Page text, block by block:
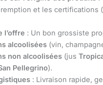
et les certifications
l’offre : Un bon grossiste
alcoolisées (vin,
non alcoolisées (jus
Pellegrino).
: Livraison rapide,